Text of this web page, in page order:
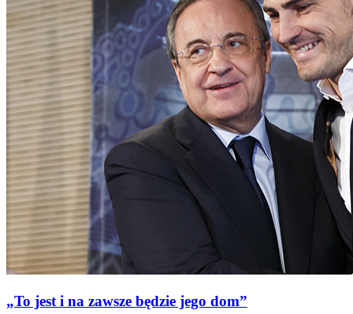
„To jest i na zawsze będzie jego dom”